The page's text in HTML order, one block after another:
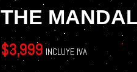
THE
$3,999 INCLUYE IVA